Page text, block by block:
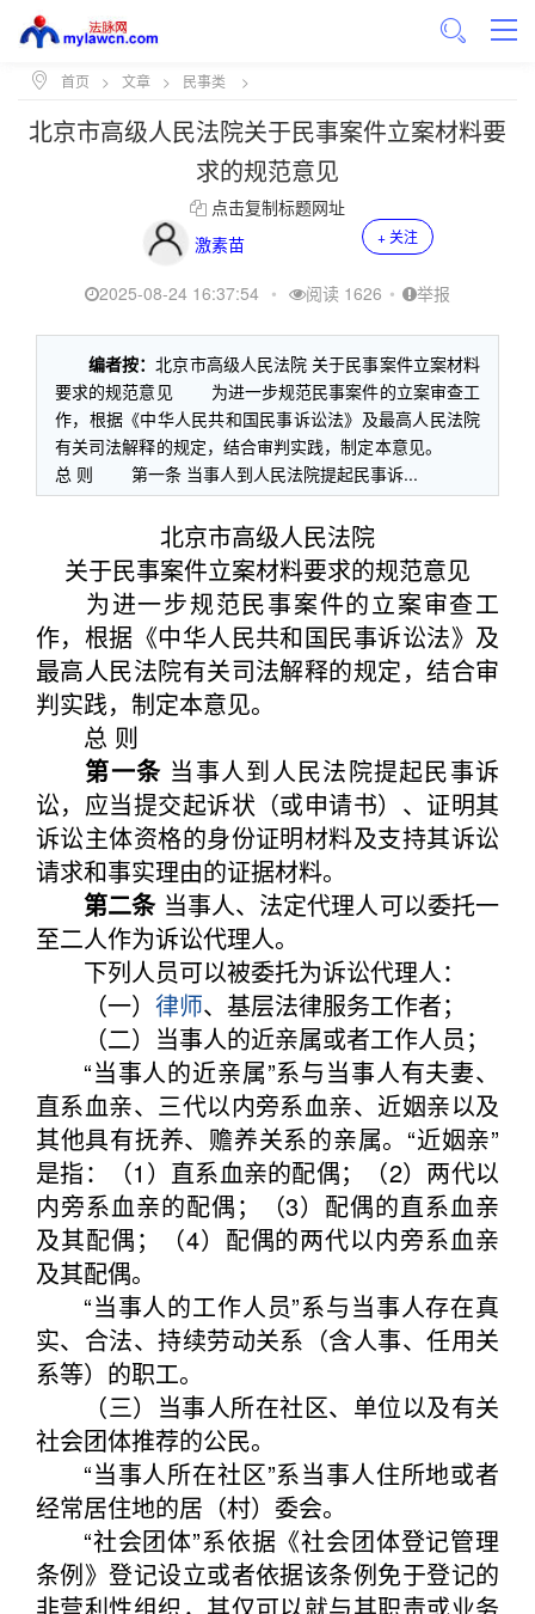
首页 > 文章 > 民事类 >
北京市高级人民法院关于民事案件立案材料要
求的规范意见
点击复制标题网址
激素苗
+ 关注
2025-08-24 16:37:54 • 阅读 1626 • 举报
编者按：北京市高级人民法院 关于民事案件立案材料
要求的规范意见 为进一步规范民事案件的立案审查工
作，根据《中华人民共和国民事诉讼法》及最高人民法院
有关司法解释的规定，结合审判实践，制定本意见。
总 则 第一条 当事人到人民法院提起民事诉...
北京市高级人民法院
关于民事案件立案材料要求的规范意见
为进一步规范民事案件的立案审查工
作，根据《中华人民共和国民事诉讼法》及
最高人民法院有关司法解释的规定，结合审
判实践，制定本意见。
总 则
第一条 当事人到人民法院提起民事诉
讼，应当提交起诉状（或申请书）、证明其
诉讼主体资格的身份证明材料及支持其诉讼
请求和事实理由的证据材料。
第二条当事人、法定代理人可以委托一
至二人作为诉讼代理人。
下列人员可以被委托为诉讼代理人：
（一） 律师、基层法律服务工作者；
（二）当事人的近亲属或者工作人员；
“当事人的近亲属”系与当事人有夫妻、
直系血亲、三代以内旁系血亲、近姻亲以及
其他具有抚养、赡养关系的亲属。“近姻亲”
是指：（1）直系血亲的配偶；（2）两代以
内旁系血亲的配偶；（3）配偶的直系血亲
及其配偶；（4）配偶的两代以内旁系血亲
及其配偶。
“当事人的工作人员”系与当事人存在真
实、合法、持续劳动关系（含人事、任用关
系等）的职工。
（三）当事人所在社区、单位以及有关
社会团体推荐的公民。
“当事人所在社区”系当事人住所地或者
经常居住地的居（村）委会。
“社会团体”系依据《社会团体登记管理
条例》登记设立或者依据该条例免于登记的